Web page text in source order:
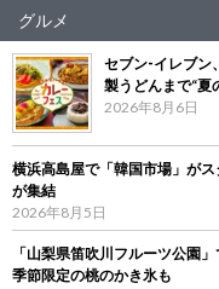
グルメ
セブン‐イレブ
製うどんまで“夏
2026年8月6日
横浜高島屋で「韓国市場」が
が集結
2026年8月5日
「山梨県笛吹川フルーツ公園
季節限定の桃のかき氷も